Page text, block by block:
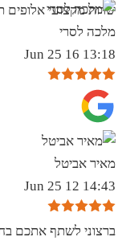
שרות מקצועי אלופים
מלכה לסרי
13:18 16 Jun 25
מאיר אביטל
14:43 12 Jun 25
ברצוני לשתף אתכם